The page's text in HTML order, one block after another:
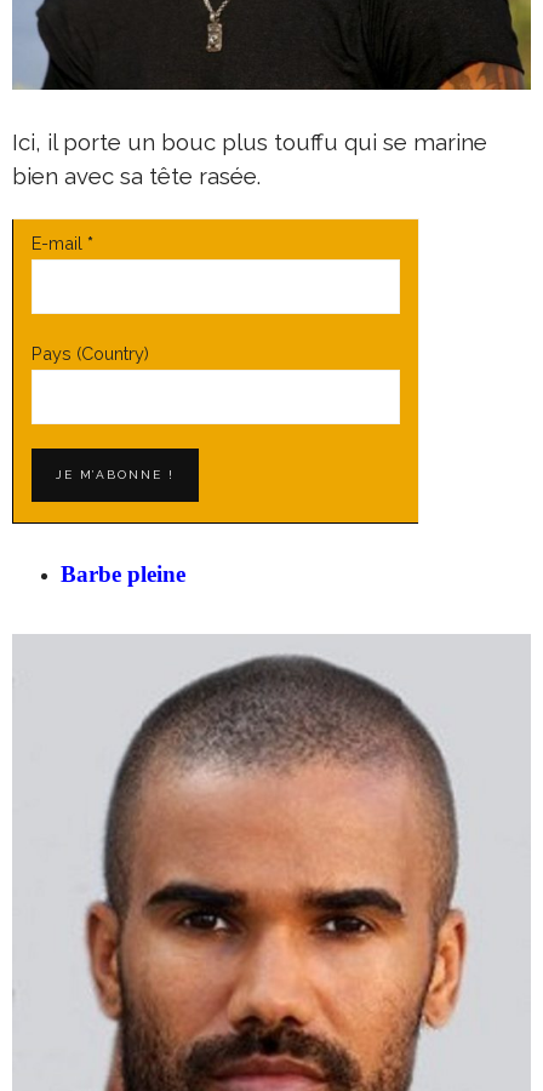
Ici, il porte un bouc plus touffu qui se marine
bien avec sa tête rasée.
E-mail *
Pays (Country)
Barbe pleine